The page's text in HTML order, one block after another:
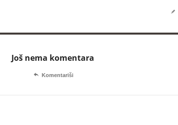
✎
Još nema komentara
 Komentariši